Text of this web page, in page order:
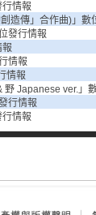
行情報
創造傳」合作曲)」數
發行情報
情報
情報
野 Japanese ver.」
行情報
行情報